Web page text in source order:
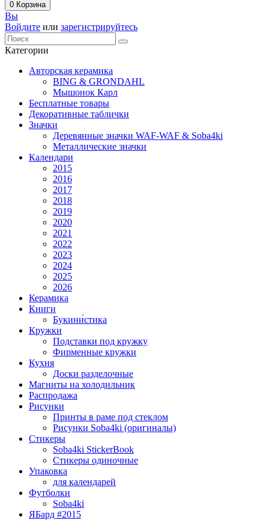
0 Корзина
Вы
Войдите или зарегистрируйтесь
Категории
Авторская керамика
BING & GRONDAHL
Мышонок Карл
Бесплатные товары
Декоративные таблички
Значки
Деревянные значки WAF-WAF & Soba4ki
Металлические значки
Календари
2015
2016
2017
2018
2019
2020
2021
2022
2023
2024
2025
2026
Керамика
Книги
Букини́стика
Кружки
Подставки под кружку
Фирменные кружки
Кухня
Доски разделочные
Магниты на холодильник
Распродажа
Рисунки
Принты в раме под стеклом
Рисунки Soba4ki (оригиналы)
Стикеры
Soba4ki StickerBook
Стикеры одиночные
Упаковка
для календарей
Футболки
Soba4ki
ЯБард #2015